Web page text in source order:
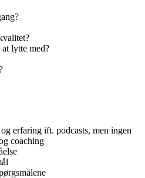
lytte med?
erfaring ift. podcasts, men ingen
coaching